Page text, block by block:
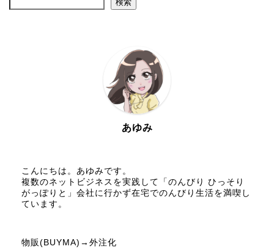
検索
あゆみ
こんにちは。あゆみです。
複数のネットビジネスを実践して「のんびり ひっそり
がっぽりと」会社に行かず在宅でのんびり生活を満喫し
ています。
物販(BUYMA)→外注化